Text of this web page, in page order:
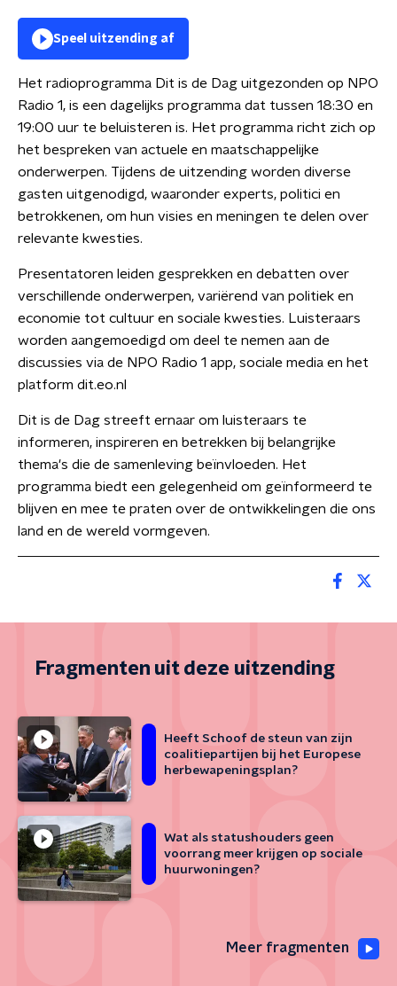
Speel uitzending af
Het radioprogramma Dit is de Dag uitgezonden op NPO
Radio 1, is een dagelijks programma dat tussen 18:30 en
19:00 uur te beluisteren is. Het programma richt zich op
het bespreken van actuele en maatschappelijke
onderwerpen. Tijdens de uitzending worden diverse
gasten uitgenodigd, waaronder experts, politici en
betrokkenen, om hun visies en meningen te delen over
relevante kwesties.
Presentatoren leiden gesprekken en debatten over
verschillende onderwerpen, variërend van politiek en
economie tot cultuur en sociale kwesties. Luisteraars
worden aangemoedigd om deel te nemen aan de
discussies via de NPO Radio 1 app, sociale media en het
platform dit.eo.nl
Dit is de Dag streeft ernaar om luisteraars te
informeren, inspireren en betrekken bij belangrijke
thema's die de samenleving beïnvloeden. Het
programma biedt een gelegenheid om geïnformeerd te
blijven en mee te praten over de ontwikkelingen die ons
land en de wereld vormgeven.
Fragmenten uit deze uitzending
Heeft Schoof de steun van zijn
coalitiepartijen bij het Europese
herbewapeningsplan?
Wat als statushouders geen
voorrang meer krijgen op sociale
huurwoningen?
Meer fragmenten